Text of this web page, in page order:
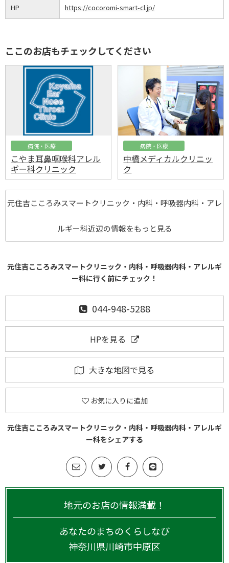
HP https://cocoromi-smart-cl.jp/
ここのお店もチェックしてください
病院・医療
こやま耳鼻咽喉科アレル
ギー科クリニック
病院・医療
中橋メディカルクリニッ
ク
元住吉こころみスマートクリニック・内科・呼吸器内科・アレ
ルギー科近辺の情報をもっと見る
元住吉こころみスマートクリニック・内科・呼吸器内科・アレルギ
ー科に行く前にチェック！
044-948-5288
HPを見る
大きな地図で見る
お気に入りに追加
元住吉こころみスマートクリニック・内科・呼吸器内科・アレルギ
ー科をシェアする
地元のお店の情報満載！
あなたのまちのくらしなび
神奈川県川崎市中原区